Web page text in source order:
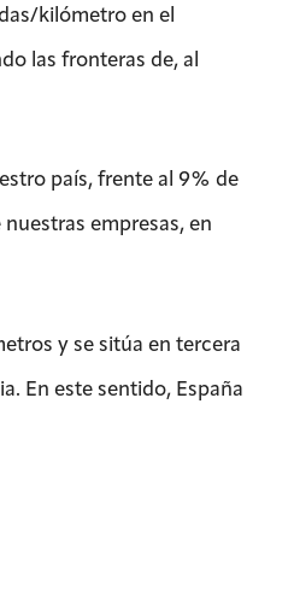
kilómetro en el
las fronteras de, al
país, frente al 9% de
empresas, en
y se sitúa en tercera
En este sentido, España